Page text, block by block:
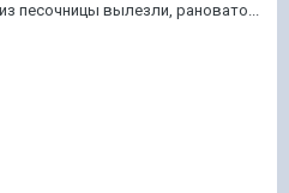
песочницы вылезли, рановато...